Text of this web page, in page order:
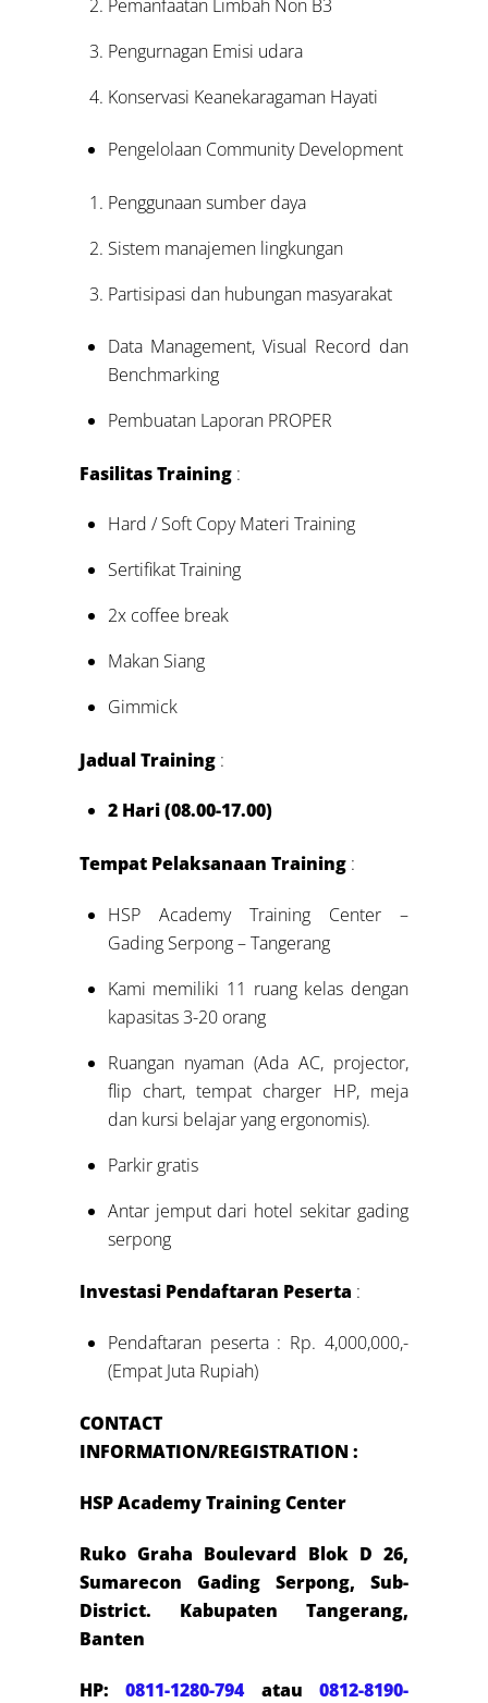
Pemanfaatan Limbah Non B3
Pengurnagan Emisi udara
Konservasi Keanekaragaman Hayati
Pengelolaan Community Development
Penggunaan sumber daya
Sistem manajemen lingkungan
Partisipasi dan hubungan masyarakat
Data Management, Visual Record dan
Benchmarking
Pembuatan Laporan PROPER
Fasilitas Training :
Hard / Soft Copy Materi Training
Sertifikat Training
2x coffee break
Makan Siang
Gimmick
Jadual Training :
2 Hari (08.00-17.00)
Tempat Pelaksanaan Training :
HSP Academy Training Center –
Gading Serpong – Tangerang
Kami memiliki 11 ruang kelas dengan
kapasitas 3-20 orang
Ruangan nyaman (Ada AC, projector,
flip chart, tempat charger HP, meja
dan kursi belajar yang ergonomis).
Parkir gratis
Antar jemput dari hotel sekitar gading
serpong
Investasi Pendaftaran Peserta :
Pendaftaran peserta : Rp. 4,000,000,-
(Empat Juta Rupiah)
CONTACT
INFORMATION/REGISTRATION :
HSP Academy Training Center
Ruko Graha Boulevard Blok D 26,
Sumarecon Gading Serpong, Sub-
District. Kabupaten Tangerang,
Banten
HP:0811-1280-794atau 0812-8190-